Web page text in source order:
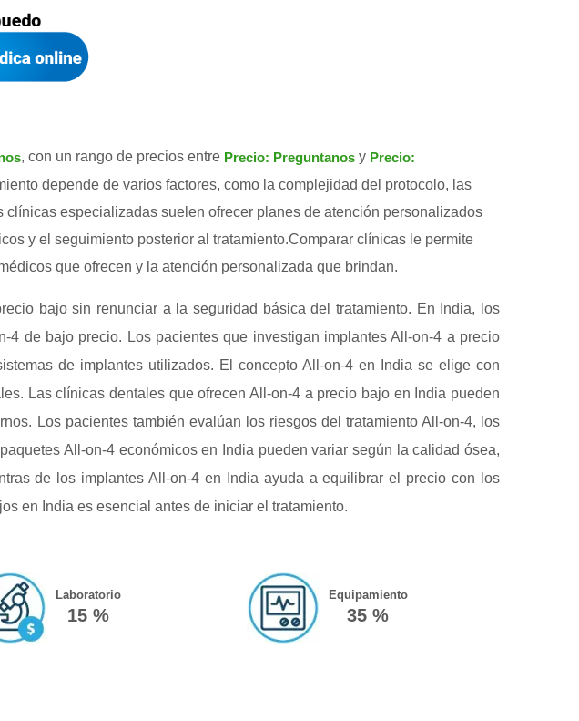
, con un rango de precios entre Precio: Preguntanos y Precio:
depende de varios factores, como la complejidad del protocolo, las
especializadas suelen ofrecer planes de atención personalizados
y el seguimiento posterior al tratamiento.Comparar clínicas le permite
que ofrecen y la atención personalizada que brindan.
bajo sin renunciar a la seguridad básica del tratamiento. En India, los
de bajo precio. Los pacientes que investigan implantes All-on-4 a precio
de implantes utilizados. El concepto All-on-4 en India se elige con
Las clínicas dentales que ofrecen All-on-4 a precio bajo en India pueden
Los pacientes también evalúan los riesgos del tratamiento All-on-4, los
All-on-4 económicos en India pueden variar según la calidad ósea,
de los implantes All-on-4 en India ayuda a equilibrar el precio con los
en India es esencial antes de iniciar el tratamiento.
Laboratorio
15 %
Equipamiento
35 %